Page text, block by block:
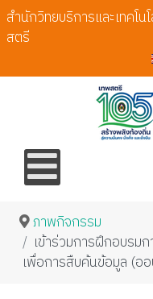
สำนักวิทยบริการและเทคโ
สตรี
ภาพกิจกรรม
เข้าร่วมการฝึกอบรม
เพื่อการสืบค้นข้อมูล (อ